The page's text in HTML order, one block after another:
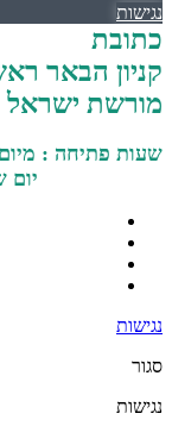
נגישות
כתובת
קניון הבאר
מורשת ישראל 15
שעות פתיחה : מיום
יום שישי עד
נגישות
סגור
נגישות